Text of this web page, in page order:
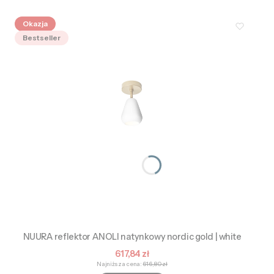
Okazja
Bestseller
NUURA reflektor ANOLI natynkowy nordic gold | white
Cena promocyjna
617,84 zł
Najniższa cena: 616,80 zł